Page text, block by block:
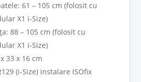
61 – 105 cm (folosit cu
X1 i-Size)
88 – 105 cm (folosit cu
X1 i-Size)
33 x 16 cm
(i-Size) instalare ISOfix